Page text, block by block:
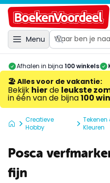
Menu
Afhalen in bijna 100 winkels
🏖️ Alles voor de vakantie:
Bekijk hierde leukste
in één van de bijna100
Creatieve
Hobby
Tekenen
Kleuren
Posca
fijn